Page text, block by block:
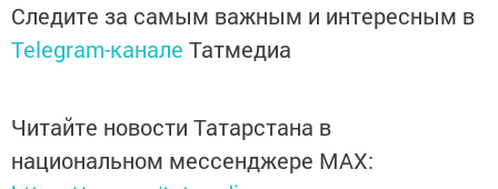
Следите за самым важным и интересным в
Telegram-канале Татмедиа
Читайте новости Татарстана в
национальном мессенджере MАХ: